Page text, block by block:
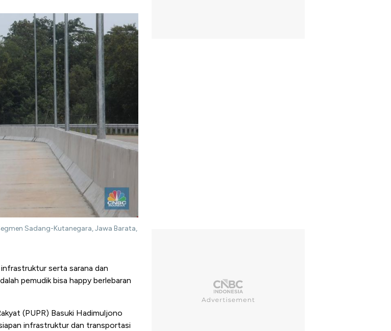
Sadang-Kutanegara, Jawa Barata,
serta sarana dan
pemudik bisa happy berlebaran
(PUPR) Basuki Hadimuljono
infrastruktur dan transportasi